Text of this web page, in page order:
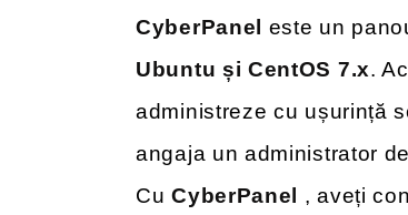
CyberPanel este un
Ubuntu și CentOS 7.x.
administreze cu ușurință
angaja un administrator
CuCyberPanel , aveți